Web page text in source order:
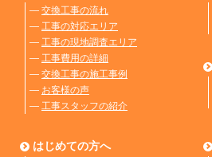
― 交換工事の流れ
― 工事の対応エリア
― 工事の現地調査エリア
― 工事費用の詳細
― 交換工事の施工事例
― お客様の声
― 工事スタッフの紹介
はじめての方へ